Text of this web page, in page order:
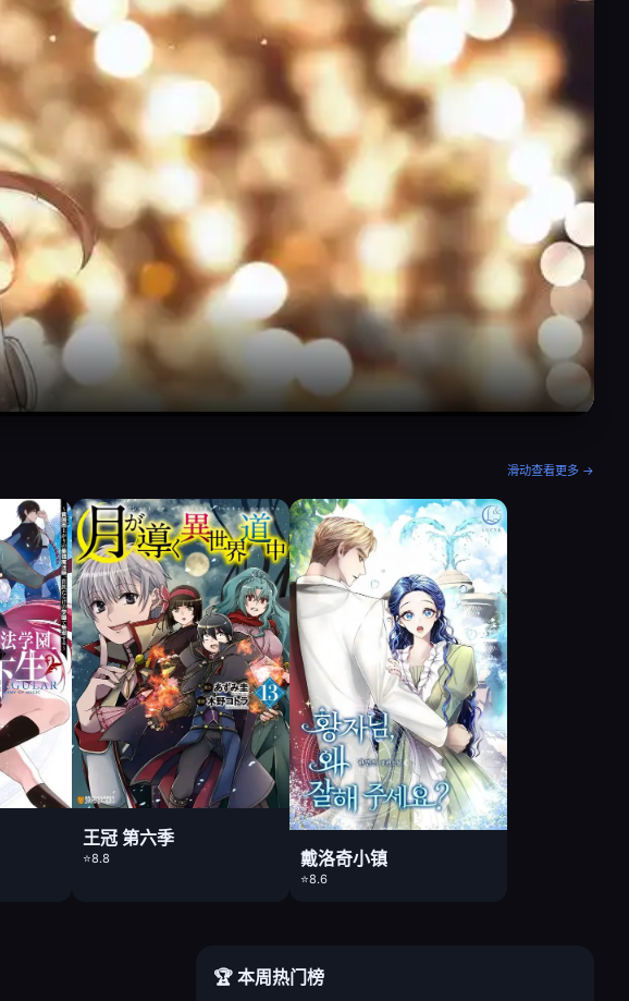
滑动查看更多 →
王冠 第六季
⭐8.8 戴洛奇小镇
⭐8.6
🏆 本周热门榜